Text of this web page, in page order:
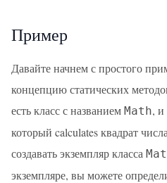
Пример
Давайте начнем с простого
концепцию статических
есть класс с названием Math, и
который calculates квадрат
создавать экземпляр класса
экземпляре, вы можете